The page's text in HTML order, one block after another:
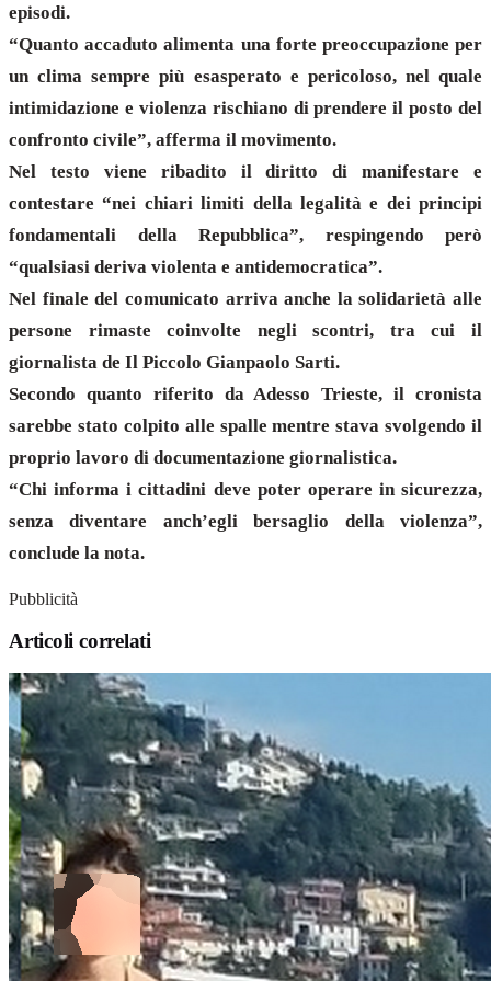
episodi.
“Quanto accaduto alimenta una forte preoccupazione per
un clima sempre più esasperato e pericoloso, nel quale
intimidazione e violenza rischiano di prendere il posto del
confronto civile”, afferma il movimento.
Nel testo viene ribadito il diritto di manifestare e
contestare “nei chiari limiti della legalità e dei principi
fondamentali della Repubblica”, respingendo però
“qualsiasi deriva violenta e antidemocratica”.
Nel finale del comunicato arriva anche la solidarietà alle
persone rimaste coinvolte negli scontri, tra cui il
giornalista de Il Piccolo Gianpaolo Sarti.
Secondo quanto riferito da Adesso Trieste, il cronista
sarebbe stato colpito alle spalle mentre stava svolgendo il
proprio lavoro di documentazione giornalistica.
“Chi informa i cittadini deve poter operare in sicurezza,
senza diventare anch’egli bersaglio della violenza”,
conclude la nota.
Pubblicità
Articoli correlati